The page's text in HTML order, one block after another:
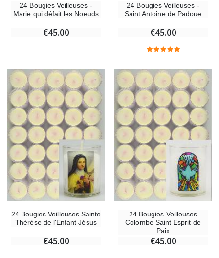
24 Bougies Veilleuses -
Marie qui défait les Noeuds
€45.00
24 Bougies Veilleuses -
Saint Antoine de Padoue
€45.00
24 Bougies Veilleuses Sainte
Thérèse de l'Enfant Jésus
€45.00
24 Bougies Veilleuses
Colombe Saint Esprit de
Paix
€45.00